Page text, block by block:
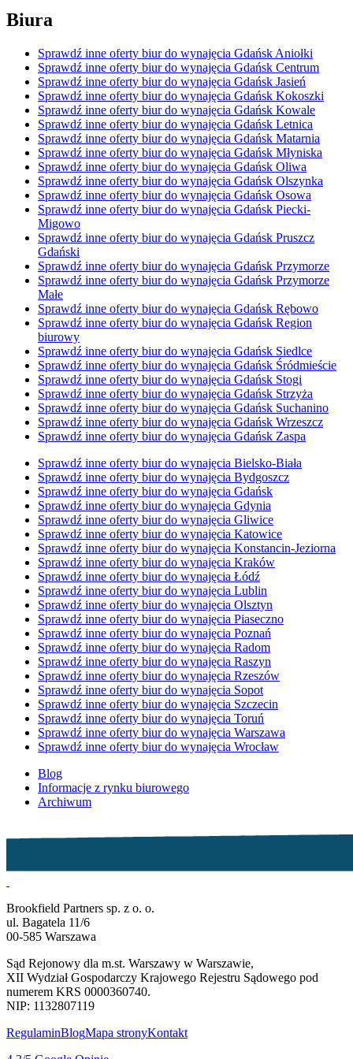
Biura
Sprawdź inne oferty biur do wynajęcia Gdańsk Aniołki
Sprawdź inne oferty biur do wynajęcia Gdańsk Centrum
Sprawdź inne oferty biur do wynajęcia Gdańsk Jasień
Sprawdź inne oferty biur do wynajęcia Gdańsk Kokoszki
Sprawdź inne oferty biur do wynajęcia Gdańsk Kowale
Sprawdź inne oferty biur do wynajęcia Gdańsk Letnica
Sprawdź inne oferty biur do wynajęcia Gdańsk Matarnia
Sprawdź inne oferty biur do wynajęcia Gdańsk Młyniska
Sprawdź inne oferty biur do wynajęcia Gdańsk Oliwa
Sprawdź inne oferty biur do wynajęcia Gdańsk Olszynka
Sprawdź inne oferty biur do wynajęcia Gdańsk Osowa
Sprawdź inne oferty biur do wynajęcia Gdańsk Piecki-
Migowo
Sprawdź inne oferty biur do wynajęcia Gdańsk Pruszcz
Gdański
Sprawdź inne oferty biur do wynajęcia Gdańsk Przymorze
Sprawdź inne oferty biur do wynajęcia Gdańsk Przymorze
Małe
Sprawdź inne oferty biur do wynajęcia Gdańsk Rębowo
Sprawdź inne oferty biur do wynajęcia Gdańsk Region
biurowy
Sprawdź inne oferty biur do wynajęcia Gdańsk Siedlce
Sprawdź inne oferty biur do wynajęcia Gdańsk Śródmieście
Sprawdź inne oferty biur do wynajęcia Gdańsk Stogi
Sprawdź inne oferty biur do wynajęcia Gdańsk Strzyża
Sprawdź inne oferty biur do wynajęcia Gdańsk Suchanino
Sprawdź inne oferty biur do wynajęcia Gdańsk Wrzeszcz
Sprawdź inne oferty biur do wynajęcia Gdańsk Zaspa
Sprawdź inne oferty biur do wynajęcia Bielsko-Biała
Sprawdź inne oferty biur do wynajęcia Bydgoszcz
Sprawdź inne oferty biur do wynajęcia Gdańsk
Sprawdź inne oferty biur do wynajęcia Gdynia
Sprawdź inne oferty biur do wynajęcia Gliwice
Sprawdź inne oferty biur do wynajęcia Katowice
Sprawdź inne oferty biur do wynajęcia Konstancin-Jeziorna
Sprawdź inne oferty biur do wynajęcia Kraków
Sprawdź inne oferty biur do wynajęcia Łódź
Sprawdź inne oferty biur do wynajęcia Lublin
Sprawdź inne oferty biur do wynajęcia Olsztyn
Sprawdź inne oferty biur do wynajęcia Piaseczno
Sprawdź inne oferty biur do wynajęcia Poznań
Sprawdź inne oferty biur do wynajęcia Radom
Sprawdź inne oferty biur do wynajęcia Raszyn
Sprawdź inne oferty biur do wynajęcia Rzeszów
Sprawdź inne oferty biur do wynajęcia Sopot
Sprawdź inne oferty biur do wynajęcia Szczecin
Sprawdź inne oferty biur do wynajęcia Toruń
Sprawdź inne oferty biur do wynajęcia Warszawa
Sprawdź inne oferty biur do wynajęcia Wrocław
Blog
Informacje z rynku biurowego
Archiwum
Brookfield Partners sp. z o. o.
ul. Bagatela 11/6
00-585 Warszawa
Sąd Rejonowy dla m.st. Warszawy w Warszawie,
XII Wydział Gospodarczy Krajowego Rejestru Sądowego pod
numerem KRS 0000360740.
NIP: 1132807119
RegulaminBlogMapa stronyKontakt